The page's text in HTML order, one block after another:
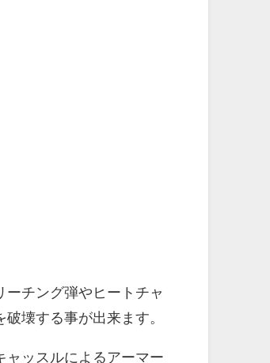
ーチング弾やヒートチャ
壊する事が出来ます。
ャッスルによるアーマー